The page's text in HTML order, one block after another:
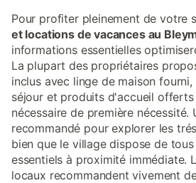
Pour profiter pleinement de votre
et locations de vacances au
informations essentielles
La plupart des propriétaires
inclus avec linge de maison
séjour et produits d'accueil
nécessaire de première nécessité.
recommandé pour explorer les
bien que le village dispose de
essentiels à proximité immédiate.
locaux recommandent vivement